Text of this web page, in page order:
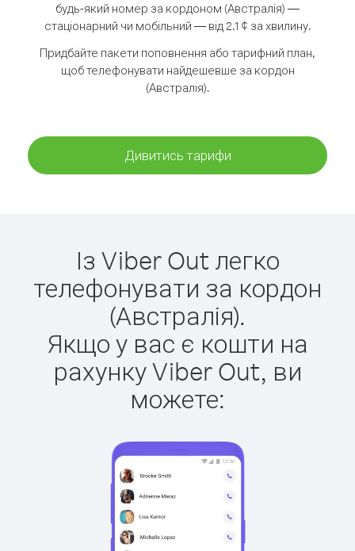
будь-який номер за кордоном (Австралія) —
стаціонарний чи мобільний — від 2.1 ¢ за хвилину.
Придбайте пакети поповнення або тарифний план,
щоб телефонувати найдешевше за кордон
(Австралія).
Дивитись тарифи
Із Viber Out легко
телефонувати за кордон
(Австралія).
Якщо у вас є кошти на
рахунку Viber Out, ви
можете: